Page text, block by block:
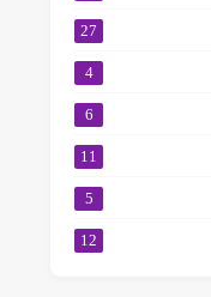
27
4
6
11
5
12